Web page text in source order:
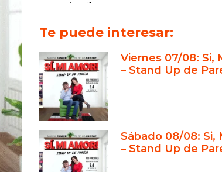
Aires?
Un poco más sobre el equipo
show
Conclusión: una noche divertida
Buenos Aires se escribe con “Sí,
Amor”
¿Buscás una noche divertida en
Aires? Este show es un golazo
Del amor a la comedia (y
Un show que rompió el molde
Te puede interesar:
Viernes 07/08: Si,
– Stand Up de
Sábado 08/08: Si,
– Stand Up de